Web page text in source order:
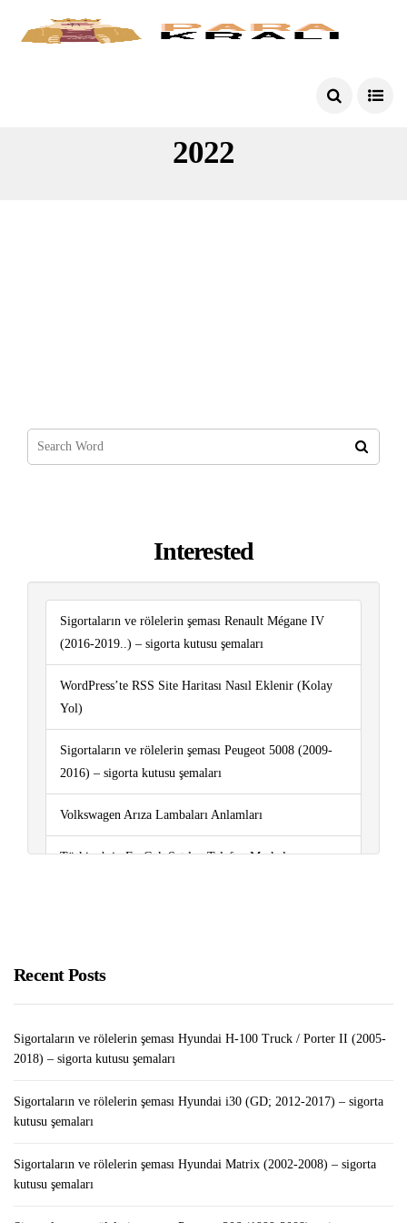
Internetten Para Kazanma
2022
Interested
Sigortaların ve rölelerin şeması Renault Mégane IV
(2016-2019..) – sigorta kutusu şemaları
WordPress’te RSS Site Haritası Nasıl Eklenir (Kolay
Yol)
Sigortaların ve rölelerin şeması Peugeot 5008 (2009-
2016) – sigorta kutusu şemaları
Volkswagen Arıza Lambaları Anlamları
Türkiye’nin En Çok Satılan Telefon Markaları
Recent Posts
Sigortaların ve rölelerin şeması Hyundai H-100 Truck / Porter II (2005-
2018) – sigorta kutusu şemaları
Sigortaların ve rölelerin şeması Hyundai i30 (GD; 2012-2017) – sigorta
kutusu şemaları
Sigortaların ve rölelerin şeması Hyundai Matrix (2002-2008) – sigorta
kutusu şemaları